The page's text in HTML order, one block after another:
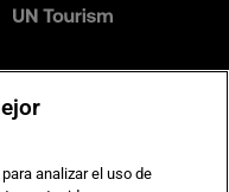
analizar el uso de